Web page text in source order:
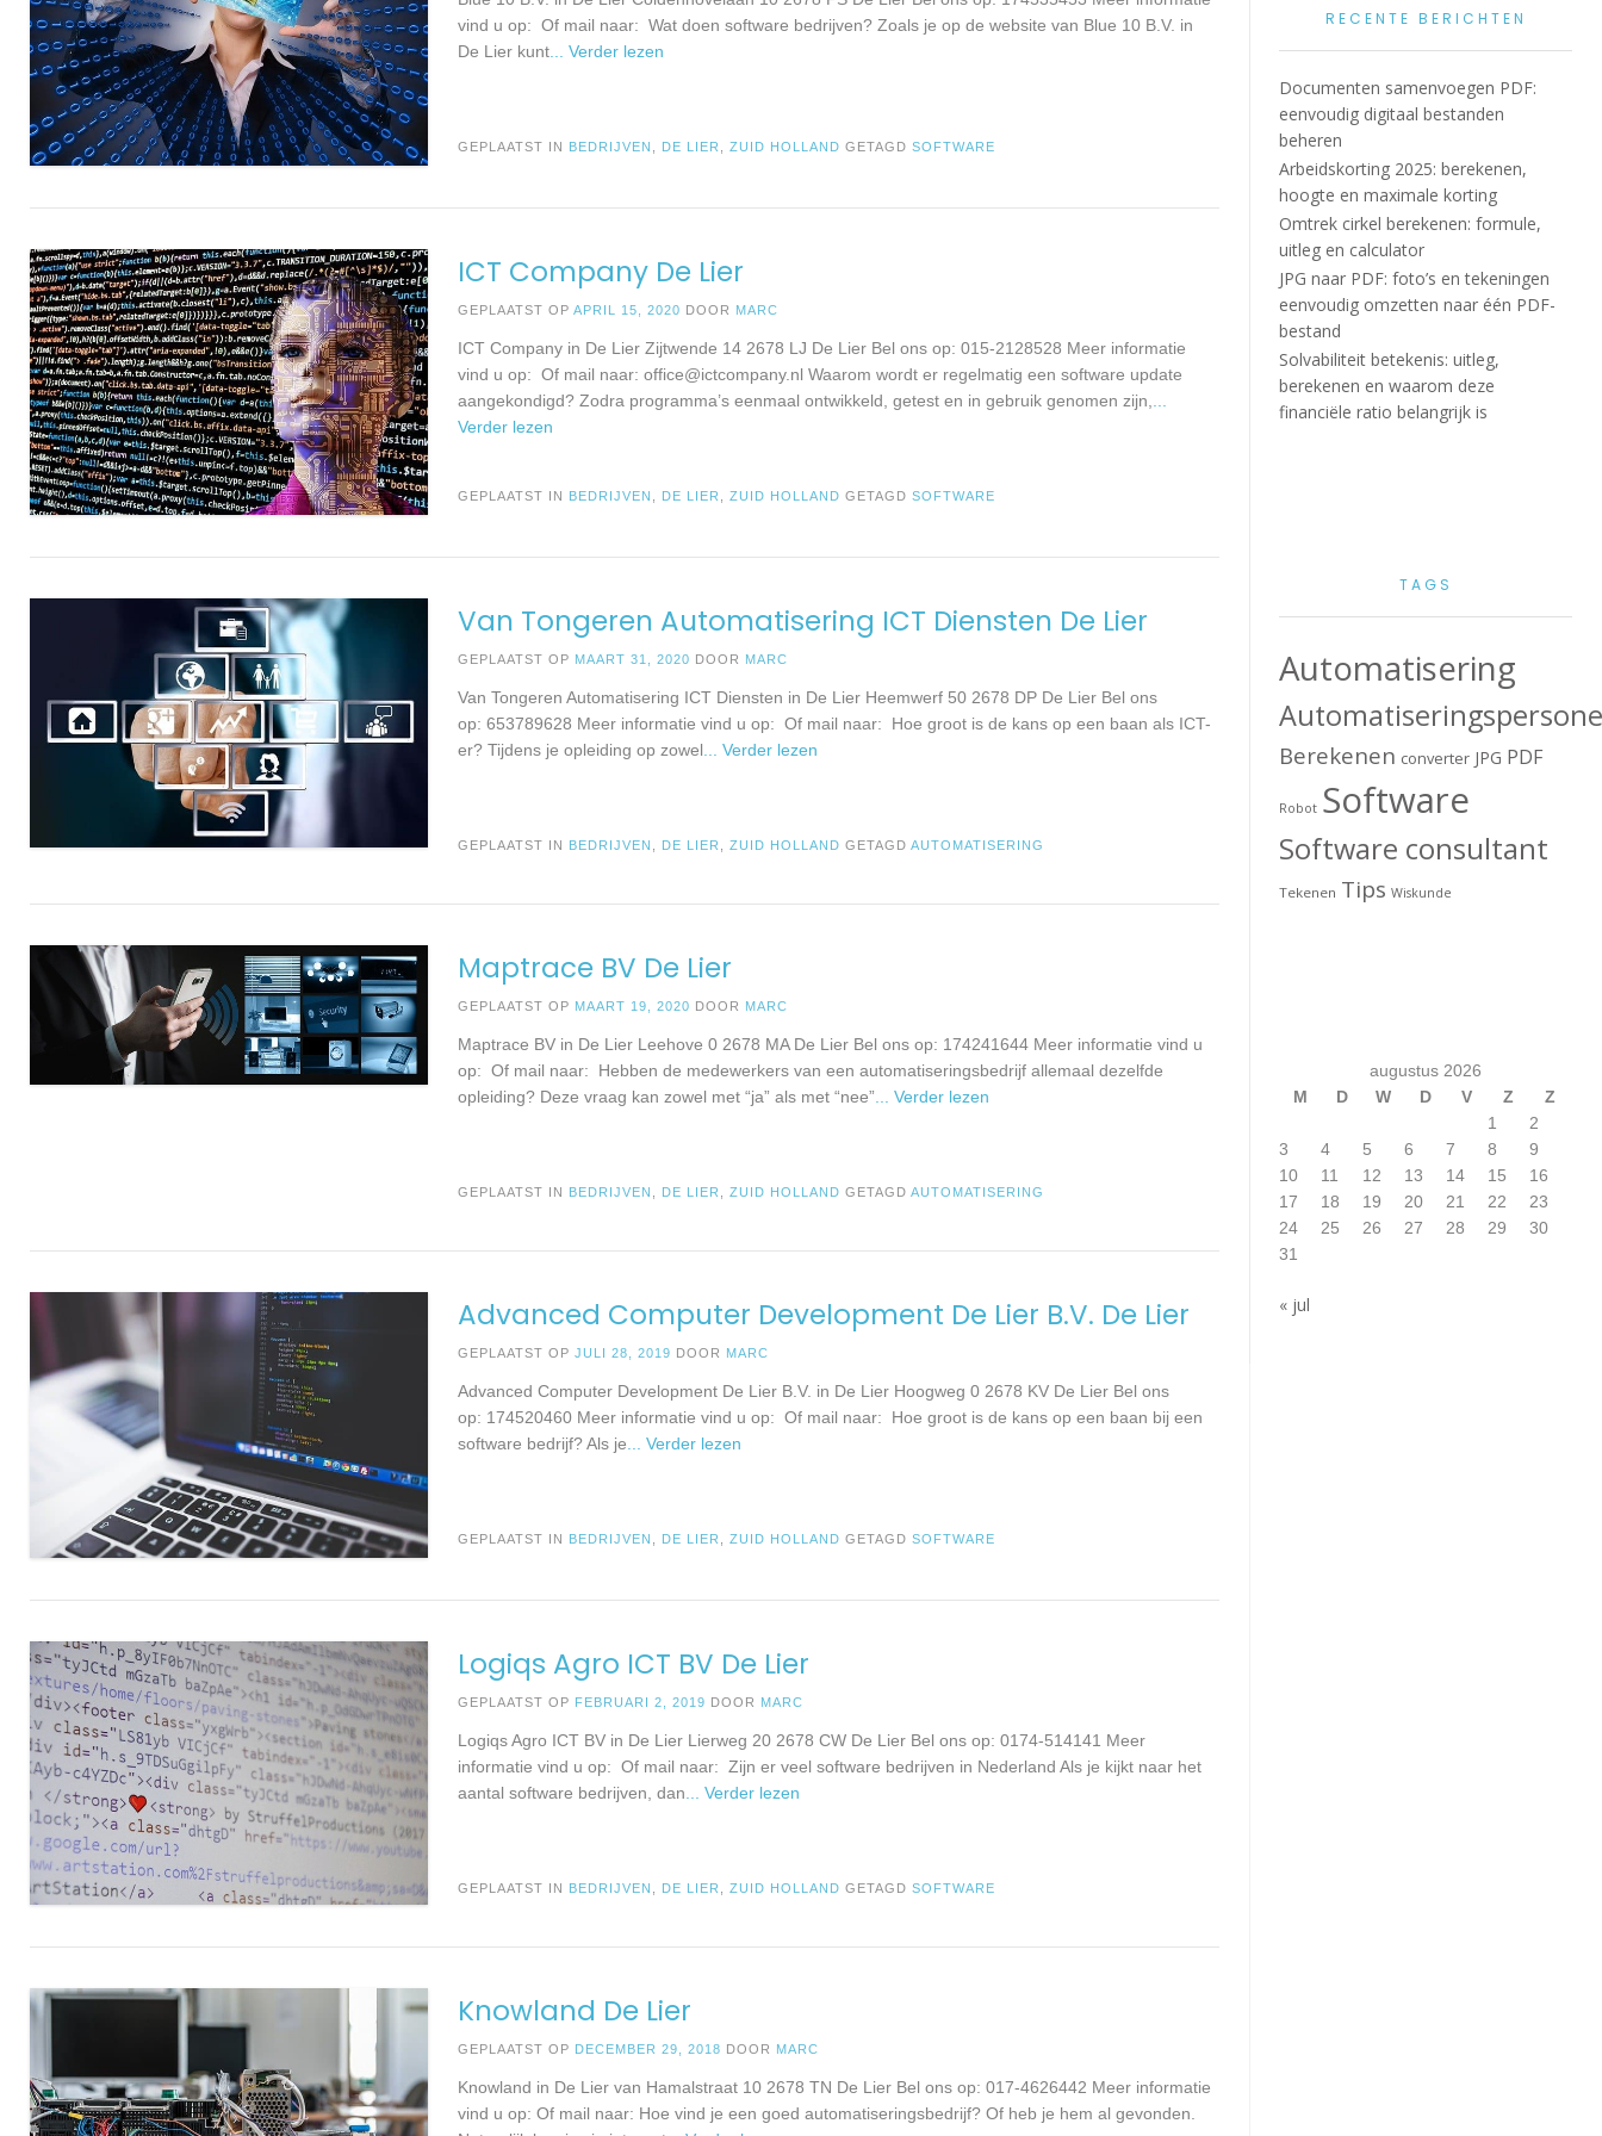
vind u op: Of mail naar: Wat doen software bedrijven? Zoals je op de website van Blue 10 B.V. in
De Lier kunt ... Verder lezen
GEPLAATST IN BEDRIJVEN DE LIER ,ZUID HOLLAND GETAGDSOFTWARE
ICT Company De Lier
GEPLAATST OPAPRIL 15, 2020 DOOR MARC
ICT Company in De Lier Zijtwende 14 2678 LJ De Lier Bel ons op: 015-2128528 Meer informatie
vind u op: Of mail naar:office@ictcompany.nl Waarom wordt er regelmatig een software update
aangekondigd? Zodra programma’s eenmaal ontwikkeld, getest en in gebruik genomen zijn,
Verder lezen
GEPLAATST IN BEDRIJVEN DE LIER ,ZUID HOLLAND GETAGDSOFTWARE
Van Tongeren Automatisering ICT Diensten De Lier
GEPLAATST OP MAART 31, 2020 DOOR MARC
Van Tongeren Automatisering ICT Diensten in De Lier Heemwerf 50 2678 DP De Lier Bel ons
op: 653789628 Meer informatie vind u op: Of mail naar: Hoe groot is de kans op een baan als ICT-
er? Tijdens je opleiding op zowel... Verder lezen
GEPLAATST IN BEDRIJVEN DE LIER ,ZUID HOLLAND GETAGDAUTOMATISERING
Maptrace BV De Lier
GEPLAATST OP MAART 19, 2020 DOOR MARC
Maptrace BV in De Lier Leehove 0 2678 MA De Lier Bel ons op: 174241644 Meer informatie vind u
op: Of mail naar: Hebben de medewerkers van een automatiseringsbedrijf allemaal dezelfde
opleiding? Deze vraag kan zowel met “ja” als met “nee”... Verder lezen
GEPLAATST IN BEDRIJVEN DE LIER ,ZUID HOLLAND GETAGDAUTOMATISERING
Advanced Computer Development De Lier B.V. De Lier
GEPLAATST OPJULI 28, 2019 DOOR MARC
Advanced Computer Development De Lier B.V. in De Lier Hoogweg 0 2678 KV De Lier Bel ons
op: 174520460 Meer informatie vind u op: Of mail naar: Hoe groot is de kans op een baan bij een
software bedrijf? Als je... Verder lezen
GEPLAATST IN BEDRIJVEN DE LIER ,ZUID HOLLAND GETAGDSOFTWARE
Logiqs Agro ICT BV De Lier
GEPLAATST OP FEBRUARI 2, 2019 DOOR MARC
Logiqs Agro ICT BV in De Lier Lierweg 20 2678 CW De Lier Bel ons op: 0174-514141 Meer
informatie vind u op: Of mail naar: Zijn er veel software bedrijven in Nederland Als je kijkt naar het
aantal software bedrijven, dan ... Verder lezen
GEPLAATST IN BEDRIJVEN DE LIER ,ZUID HOLLAND GETAGDSOFTWARE
Knowland De Lier
GEPLAATST OP DECEMBER 29, 2018 DOOR MARC
Knowland in De Lier van Hamalstraat 10 2678 TN De Lier Bel ons op: 017-4626442 Meer informatie
vind u op: Of mail naar: Hoe vind je een goed automatiseringsbedrijf? Of heb je hem al gevonden.
RECENTE BERICHTEN
Documenten samenvoegen PDF:
eenvoudig digitaal bestanden
beheren
Arbeidskorting 2025: berekenen,
hoogte en maximale korting
Omtrek cirkel berekenen: formule,
uitleg en calculator
JPG naar PDF: foto’s en tekeningen
eenvoudig omzetten naar één PDF-
bestand
Solvabiliteit betekenis: uitleg,
berekenen en waarom deze
financiële ratio belangrijk is
TAGS
Automatisering
Berekenen converter JPG PDF
Robot Software
Software consultant
Tekenen Tips Wiskunde
augustus 2026
M
D W D V Z
Z
1
2
3
4 5 6 7 8
9
10
11 12 13 14 15
16
17
18 19 20 21 22
23
24
25 26 27 28 29
30
31
« jul